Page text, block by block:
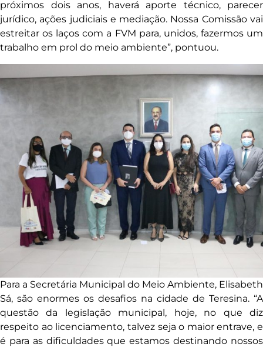
próximos dois anos, haverá aporte técnico, parecer
jurídico, ações judiciais e mediação. Nossa Comissão vai
estreitar os laços com a FVM para, unidos, fazermos um
trabalho em prol do meio ambiente”, pontuou.
Para a Secretária Municipal do Meio Ambiente, Elisabeth
Sá, são enormes os desafios na cidade de Teresina. “A
questão da legislação municipal, hoje, no que diz
respeito ao licenciamento, talvez seja o maior entrave, e
é para as dificuldades que estamos destinando nossos